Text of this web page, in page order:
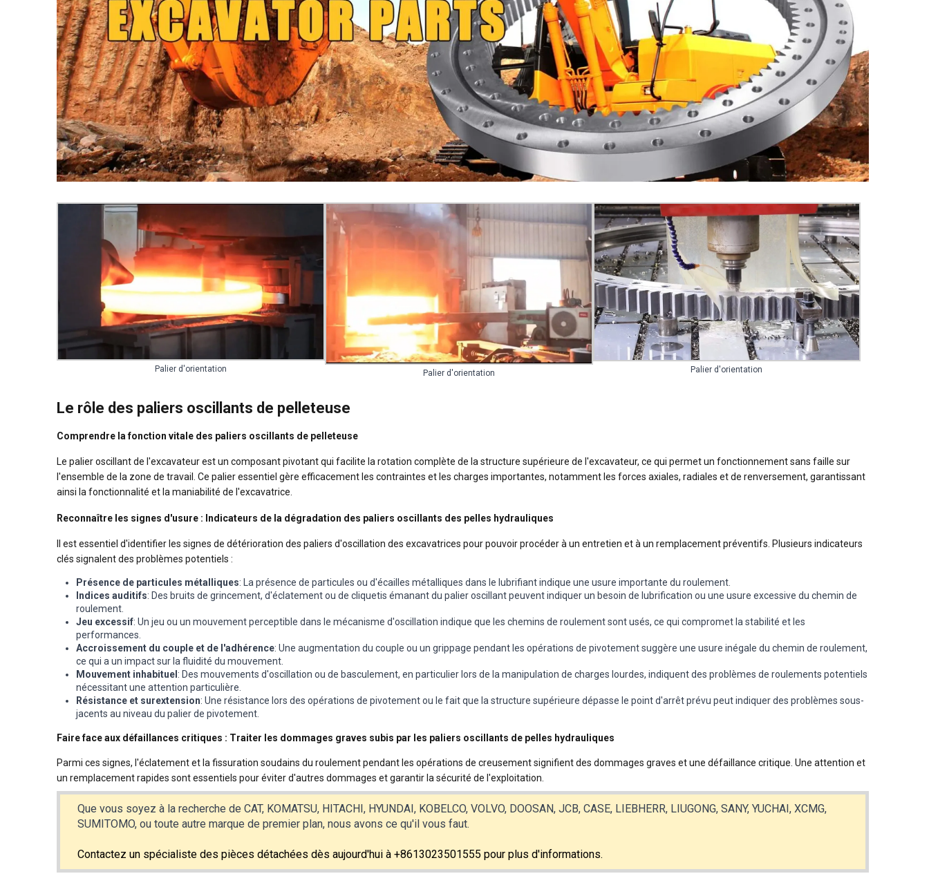
Palier d'orientation Palier d'orientation Palier d'orientation
Le rôle des paliers oscillants de pelleteuse
Comprendre la fonction vitale des paliers oscillants de pelleteuse
Le palier oscillant de l'excavateur est un composant pivotant qui facilite la rotation complète de la structure supérieure de l'excavateur, ce qui permet un fonctionnement sans faille sur
l'ensemble de la zone de travail. Ce palier essentiel gère efficacement les contraintes et les charges importantes, notamment les forces axiales, radiales et de renversement, garantissant
ainsi la fonctionnalité et la maniabilité de l'excavatrice.
Reconnaître les signes d'usure : Indicateurs de la dégradation des paliers oscillants des pelles hydrauliques
Il est essentiel d'identifier les signes de détérioration des paliers d'oscillation des excavatrices pour pouvoir procéder à un entretien et à un remplacement préventifs. Plusieurs indicateurs
clés signalent des problèmes potentiels :
Présence de particules métalliques: La présence de particules ou d'écailles métalliques dans le lubrifiant indique une usure importante du roulement.
Indices auditifs: Des bruits de grincement, d'éclatement ou de cliquetis émanant du palier oscillant peuvent indiquer un besoin de lubrification ou une usure excessive du chemin de
roulement.
Jeu excessif: Un jeu ou un mouvement perceptible dans le mécanisme d'oscillation indique que les chemins de roulement sont usés, ce qui compromet la stabilité et les
performances.
Accroissement du couple et de l'adhérence: Une augmentation du couple ou un grippage pendant les opérations de pivotement suggère une usure inégale du chemin de roulement,
ce qui a un impact sur la fluidité du mouvement.
Mouvement inhabituel : Des mouvements d'oscillation ou de basculement, en particulier lors de la manipulation de charges lourdes, indiquent des problèmes de roulements potentiels
nécessitant une attention particulière.
Résistance et surextension: Une résistance lors des opérations de pivotement ou le fait que la structure supérieure dépasse le point d'arrêt prévu peut indiquer des problèmes sous-
jacents au niveau du palier de pivotement.
Faire face aux défaillances critiques : Traiter les dommages graves subis par les paliers oscillants de pelles hydrauliques
Parmi ces signes, l'éclatement et la fissuration soudains du roulement pendant les opérations de creusement signifient des dommages graves et une défaillance critique. Une attention et
un remplacement rapides sont essentiels pour éviter d'autres dommages et garantir la sécurité de l'exploitation.
Que vous soyez à la recherche de CAT, KOMATSU, HITACHI, HYUNDAI, KOBELCO, VOLVO, DOOSAN, JCB, CASE, LIEBHERR, LIUGONG, SANY, YUCHAI, XCMG,
SUMITOMO, ou toute autre marque de premier plan, nous avons ce qu'il vous faut.
Contactez un spécialiste des pièces détachées dès aujourd'hui à +8613023501555 pour plus d'informations.